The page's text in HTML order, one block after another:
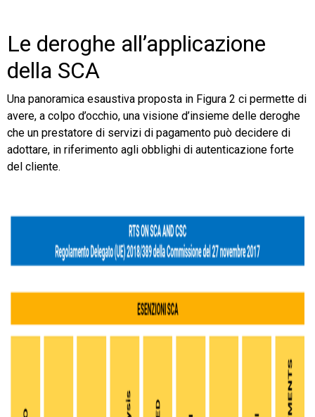
Le deroghe all’applicazione
della SCA
Una panoramica esaustiva proposta in Figura 2 ci permette di
avere, a colpo d’occhio, una visione d’insieme delle deroghe
che un prestatore di servizi di pagamento può decidere di
adottare, in riferimento agli obblighi di autenticazione forte
del cliente.